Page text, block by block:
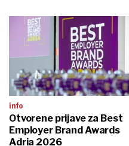
info
Otvorene prijave za Best
Employer Brand Awards
Adria 2026